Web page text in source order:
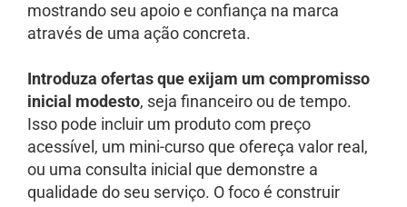
mostrando seu apoio e confiança na marca
através de uma ação concreta.
Introduza ofertas que exijam um compromisso
inicial modesto, seja financeiro ou de tempo.
Isso pode incluir um produto com preço
acessível, um mini-curso que ofereça valor real,
ou uma consulta inicial que demonstre a
qualidade do seu serviço. O foco é construir